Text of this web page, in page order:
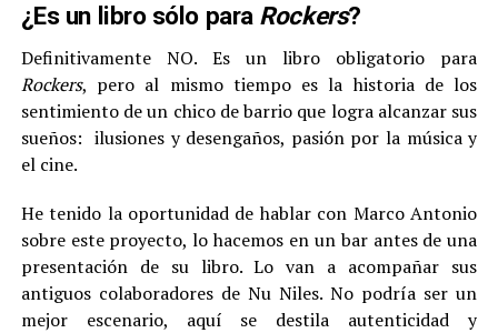
¿Es un libro sólo para Rockers?
Definitivamente NO. Es un libro obligatorio para
Rockers, pero al mismo tiempo es la historia de los
sentimiento de un chico de barrio que logra alcanzar sus
sueños: ilusiones y desengaños, pasión por la música y
el cine.
He tenido la oportunidad de hablar con Marco Antonio
sobre este proyecto, lo hacemos en un bar antes de una
presentación de su libro. Lo van a acompañar sus
antiguos colaboradores de Nu Niles. No podría ser un
mejor escenario, aquí se destila autenticidad y